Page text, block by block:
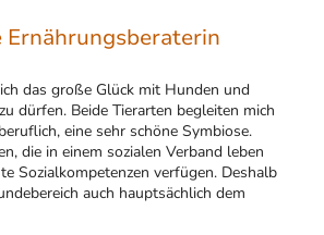
Ernährungsberaterin
das große Glück mit Hunden und
dürfen. Beide Tierarten begleiten mich
eine sehr schöne Symbiose.
die in einem sozialen Verband leben
Sozialkompetenzen verfügen. Deshalb
auch hauptsächlich dem